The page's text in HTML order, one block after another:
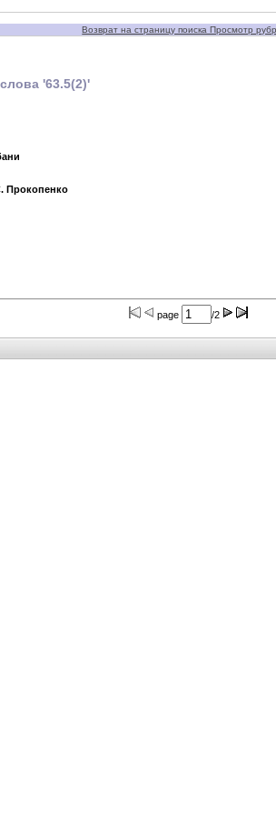
Возврат на страницу поиска Просмотр
'63.5(2)'
Прокопенко
page /2